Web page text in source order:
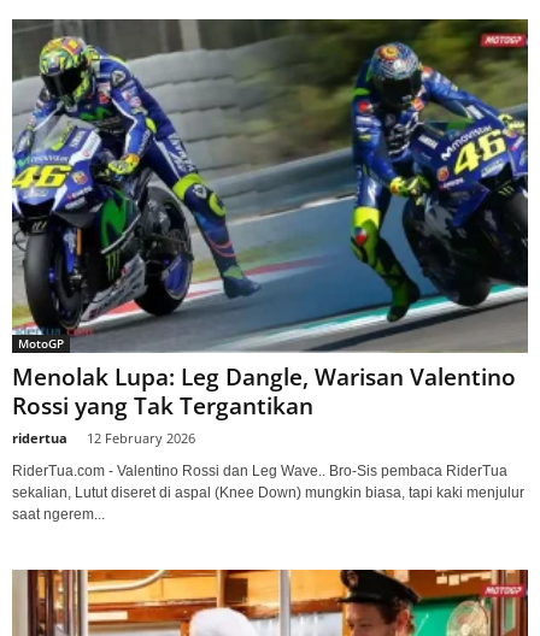
MotoGP
Menolak Lupa: Leg Dangle, Warisan Valentino
Rossi yang Tak Tergantikan
ridertua 12 February 2026
RiderTua.com - Valentino Rossi dan Leg Wave.. Bro-Sis pembaca RiderTua
sekalian, Lutut diseret di aspal (Knee Down) mungkin biasa, tapi kaki menjulur
saat ngerem...